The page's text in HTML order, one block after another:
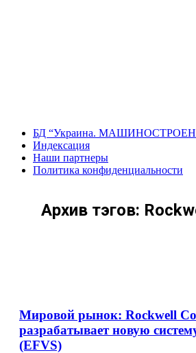
содержанию
БД “Украина.
Индекcация
Наши партнеры
Политика конфиденциальности
Архив тэгов:
Мировой рынок: Rockwell
разрабатывает новую
(EFVS)